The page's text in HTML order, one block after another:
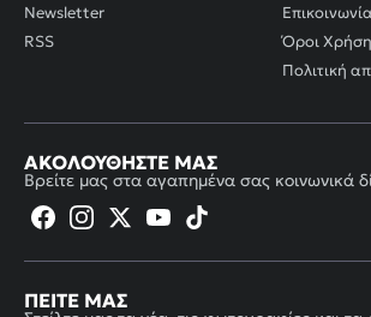
Newsletter
RSS
Επικοινωνία
Όροι
Πολιτική
ΑΚΟΛΟΥΘΉΣΤΕ ΜΑΣ
Βρείτε μας στα αγαπημένα σας κοινωνικά
ΠΕΊΤΕ ΜΑΣ